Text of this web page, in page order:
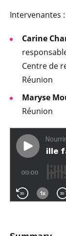
Intervenantes :
Carine
Centre de
Réunion
Maryse
Réunion